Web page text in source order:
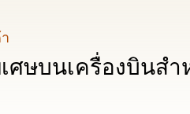
ศษบนเครื่องบินสํา